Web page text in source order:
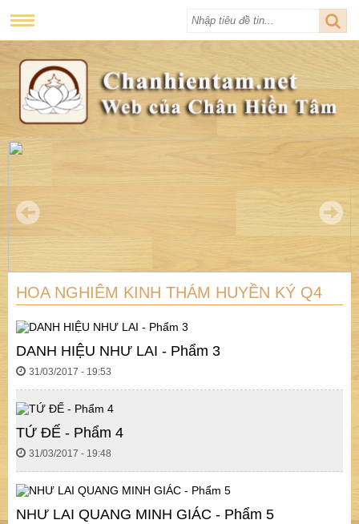
HOA NGHIÊM KINH THÁM HUYỀN KÝ Q4
DANH HIỆU NHƯ LAI - Phẩm 3
31/03/2017 - 19:53
TỨ ĐẾ - Phẩm 4
31/03/2017 - 19:48
NHƯ LAI QUANG MINH GIÁC - Phẩm 5